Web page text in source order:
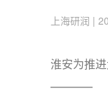
上海研润 |
淮安为推